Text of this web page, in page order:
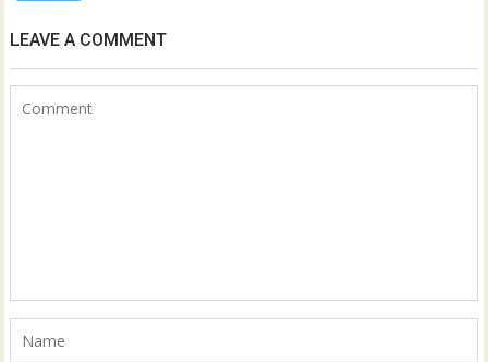
LEAVE A COMMENT